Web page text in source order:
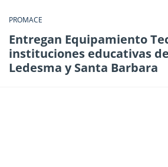
PROMACE
Entregan Equipamiento
instituciones educativas
Ledesma y Santa Barbara